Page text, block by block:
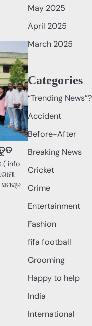
( info
ସମସ୍ତ
May 2025
April 2025
March 2025
Categories
“Trending News”?
Accident
Before-After
Breaking News
Cricket
Crime
Entertainment
Fashion
fifa football
Grooming
Happy to help
India
International